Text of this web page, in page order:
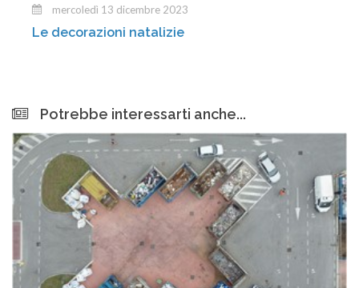
mercoledì 13 dicembre 2023
Le decorazioni natalizie
Potrebbe interessarti anche...